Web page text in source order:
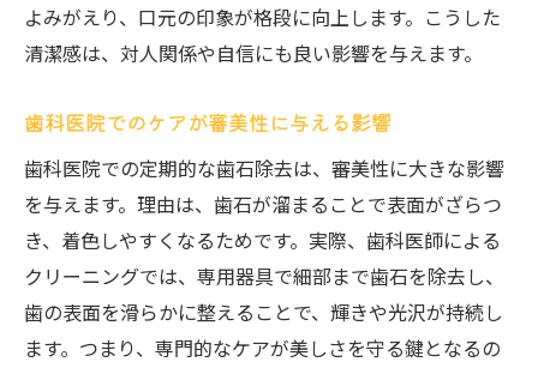
よみがえり、口元の印象が格段に向上します。こうした
清潔感は、対人関係や自信にも良い影響を与えます。
歯科医院でのケアが審美性に与える影響
歯科医院での定期的な歯石除去は、審美性に大きな影響
を与えます。理由は、歯石が溜まることで表面がざらつ
き、着色しやすくなるためです。実際、歯科医師による
クリーニングでは、専用器具で細部まで歯石を除去し、
歯の表面を滑らかに整えることで、輝きや光沢が持続し
ます。つまり、専門的なケアが美しさを守る鍵となるの